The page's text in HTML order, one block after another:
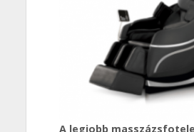
A legjobb